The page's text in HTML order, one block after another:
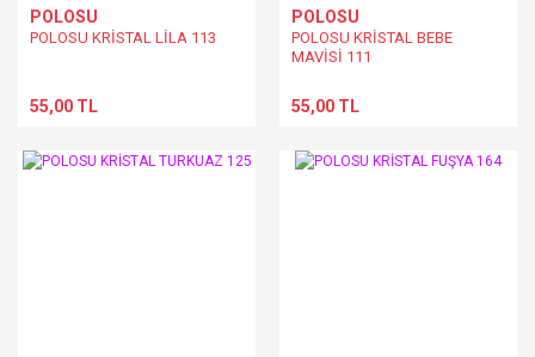
POLOSU
POLOSU KRİSTAL LİLA 113
55,00 TL
POLOSU
POLOSU KRİSTAL BEBE
MAVİSİ 111
55,00 TL